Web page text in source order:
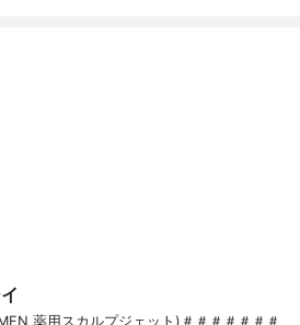
薬用スカルプジェット)＃＃＃＃＃＃＃